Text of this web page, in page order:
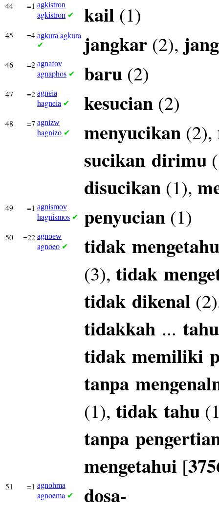
44 =1 agkistron
agkistron ✔ kail (1)
45 =4 agkura agkura
✔ jangkar (2),
46 =2 agnafov
agnaphos ✔ baru (2)
47 =2 agneia
hagneia ✔ kesucian (2)
48 =7 agnizw
hagnizo ✔ menyucikan (2),
sucikan dirimu
disucikan (1),
49 =1 agnismov
hagnismos ✔ penyucian (1)
50 =22 agnoew
agnoeo ✔ tidak
(3), tidak
tidak dikenal
tidakkah ... tahu
tidak memiliki
tanpa
(1), tidak tahu
tanpa
mengetahui [
51 =1 agnohma
agnoema ✔
dosa-